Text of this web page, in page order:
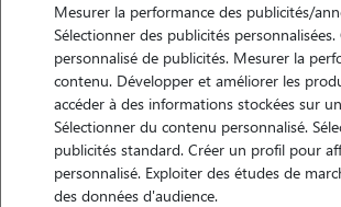
Motivation
bonjour, actuellement en formation pour
je suis passionnée par le bien-être animal et
connaissances et mon expérience au service de
grâce à ma formation, j'ai acquis des notions
comportement et en observation de la santé
Mesurer la performance des publicités/
Sélectionner des publicités
personnalisé de publicités. Mesurer la
contenu. Développer et améliorer les
accéder à des informations stockées sur
Sélectionner du contenu personnalisé.
publicités standard. Créer un profil pour
personnalisé. Exploiter des études de
des données d'audience.